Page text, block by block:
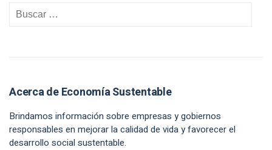
Acerca de Economía Sustentable
Brindamos información sobre empresas y gobiernos
responsables en mejorar la calidad de vida y favorecer el
desarrollo social sustentable.